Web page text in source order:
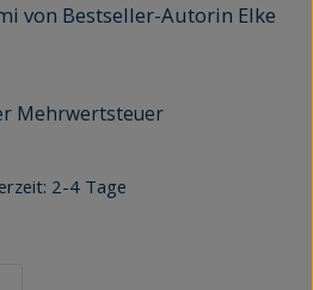
von Bestseller-Autorin Elke
Mehrwertsteuer
2-4 Tage